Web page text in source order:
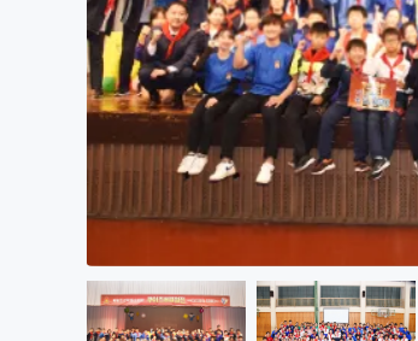
まちづくり・地域活性